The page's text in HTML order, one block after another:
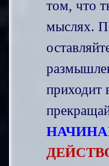
том, что
мыслях.
приходит